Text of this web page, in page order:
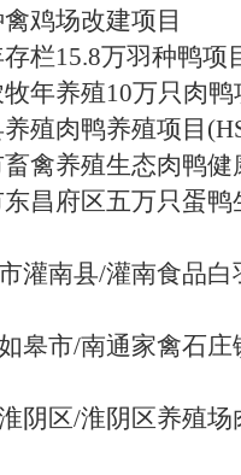
鸡场改建项目
栏15.8万羽种鸭项
年养殖10万只肉鸭
殖肉鸭养殖项目
禽养殖生态肉鸭健
昌府区五万只蛋鸭
灌南县/灌南食品
皋市/南通家禽石
阴区/淮阴区养殖场